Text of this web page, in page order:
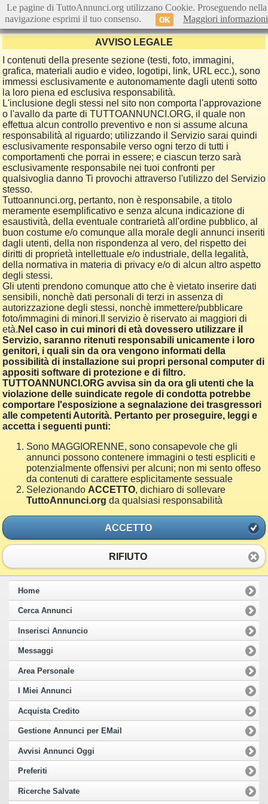
AVVISO LEGALE
I contenuti della presente sezione (testi, foto, immagini,
grafica, materiali audio e video, logotipi, link, URL ecc.), sono
immessi esclusivamente e autonomamente dagli utenti sotto
la loro piena ed esclusiva responsabilità.
L'inclusione degli stessi nel sito non comporta l'approvazione
o l'avallo da parte di TUTTOANNUNCI.ORG, il quale non
effettua alcun controllo preventivo e non si assume alcuna
responsabilità al riguardo; utilizzando il Servizio sarai quindi
esclusivamente responsabile verso ogni terzo di tutti i
comportamenti che porrai in essere; e ciascun terzo sarà
esclusivamente responsabile nei tuoi confronti per
qualsivoglia danno Ti provochi attraverso l'utilizzo del Servizio
stesso.
Tuttoannunci.org, pertanto, non è responsabile, a titolo
meramente esemplificativo e senza alcuna indicazione di
esaustività, della eventuale contrarietà all'ordine pubblico, al
buon costume e/o comunque alla morale degli annunci inseriti
dagli utenti, della non rispondenza al vero, del rispetto dei
diritti di proprietà intellettuale e/o industriale, della legalità,
della normativa in materia di privacy e/o di alcun altro aspetto
degli stessi.
Gli utenti prendono comunque atto che è vietato inserire dati
sensibili, nonchè dati personali di terzi in assenza di
autorizzazione degli stessi, nonchè immettere/pubblicare
foto/immagini di minori.Il servizio è riservato ai maggiori di
età. Nel caso in cui minori di età dovessero utilizzare il
Servizio, saranno ritenuti responsabili unicamente i loro
genitori, i quali sin da ora vengono informati della
possibilità di installazione sui propri personal computer di
appositi software di protezione e di filtro.
TUTTOANNUNCI.ORG avvisa sin da ora gli utenti che la
violazione delle suindicate regole di condotta potrebbe
comportare l'esposizione a segnalazione dei trasgressori
alle competenti Autorità. Pertanto per proseguire, leggi e
accetta i seguenti punti:
Sono MAGGIORENNE, sono consapevole che gli
annunci possono contenere immagini o testi espliciti e
potenzialmente offensivi per alcuni; non mi sento offeso
da contenuti di carattere esplicitamente sessuale
Selezionando ACCETTO, dichiaro di sollevare
TuttoAnnunci.org da qualsiasi responsabilità
ACCETTO
RIFIUTO
Home
Cerca Annunci
Inserisci Annuncio
Messaggi
Area Personale
I Miei Annunci
Acquista Credito
Gestione Annunci per EMail
Avvisi Annunci Oggi
Preferiti
Ricerche Salvate
Le pagine di TuttoAnnunci.org utilizzano Cookie. Proseguendo nella
navigazione esprimi il tuo consenso.
OK Maggiori informazioni